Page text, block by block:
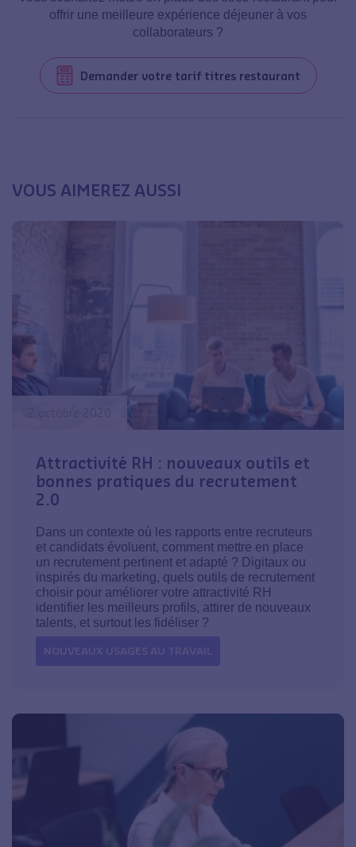
offrir une meilleure expérience déjeuner à vos
collaborateurs ?
Demander votre tarif titres restaurant
VOUS AIMEREZ AUSSI
Attractivité RH : nouveaux outils et
bonnes pratiques du recrutement
2.0
Dans un contexte où les rapports entre recruteurs
et candidats évoluent, comment mettre en place
un recrutement pertinent et adapté ? Digitaux ou
inspirés du marketing, quels outils de recrutement
choisir pour améliorer votre attractivité RH
identifier les meilleurs profils, attirer de nouveaux
talents, et surtout les fidéliser ?
NOUVEAUX USAGES AU TRAVAIL